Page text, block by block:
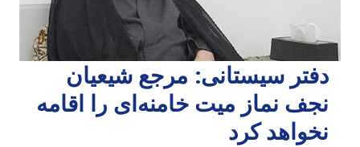
دفتر سیستانی: مرجع شیعیان
نجف نماز میت خامنه‌ای را اقامه
نخواهد کرد